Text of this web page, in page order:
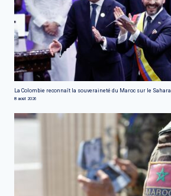
La Colombie reconnaît la souveraineté du Maroc sur le Sahara
8 août 2026